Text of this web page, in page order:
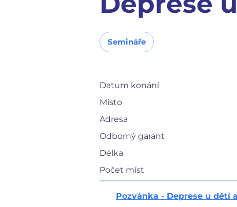
Semináře
Datum konání
Místo
Adresa
Odborný garant
Délka
Počet míst
Pozvánka - Deprese u dětí